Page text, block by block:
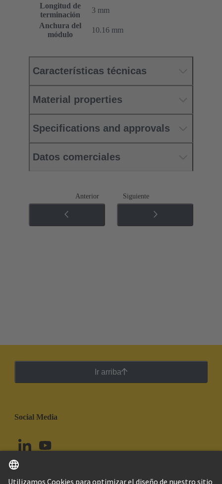
Longitud de
terminación
3 mm
Anchura del
módulo
10.16 mm
Características técnicas
Material properties
Specifications and approvals
Datos comerciales
Anterior Siguiente
Ir arriba
Social Media